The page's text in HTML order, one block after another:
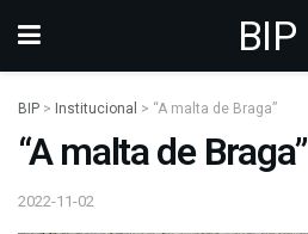
BIP
BIP > Institucional > “A malta de Braga”
“A malta de Braga”
2022-11-02